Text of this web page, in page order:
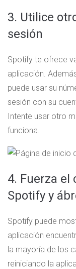
3. Utilice
sesión
Spotify te ofrece
aplicación.
puede usar su
sesión con su
Intente usar otro
funciona.
4. Fuerza el
Spotify y
Spotify puede
aplicación
la mayoría de los
reiniciando la